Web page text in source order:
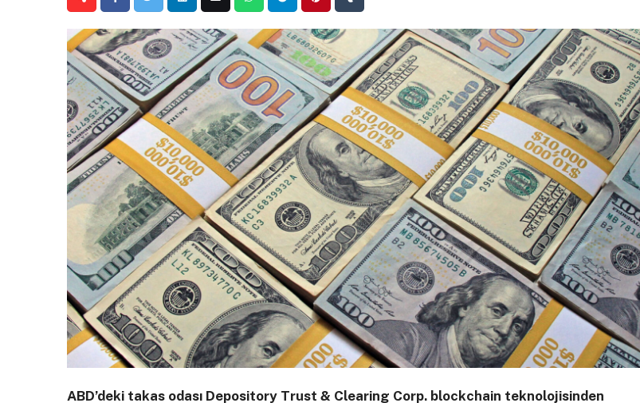
ABD’deki takas odası Depository Trust & Clearing Corp. blockchain teknolojisinden